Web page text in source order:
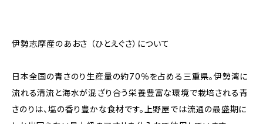
伊勢志摩産のあおさ （ひとえぐさ）について
日本全国の青さのり生産量の約70％を占める三重県。伊勢湾に
流れる清流と海水が混ざり合う栄養豊富な環境で栽培される青
さのりは、塩の香り豊かな食材です。上野屋では流通の最盛期に